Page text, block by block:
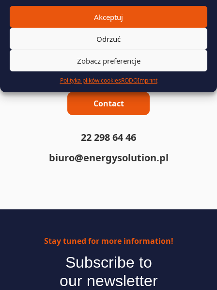
Akceptuj
Odrzuć
Zobacz preferencje
Polityka plików cookiesRODOImprint
Contact
Contact
22 298 64 46
biuro@energysolution.pl
Stay tuned for more information!
Subscribe to
our newsletter